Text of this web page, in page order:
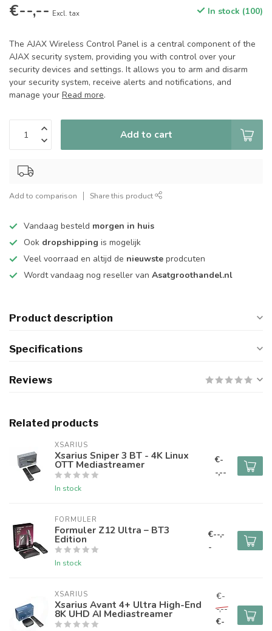
€--,-- Excl. tax In stock (100)
The AJAX Wireless Control Panel is a central component of the
AJAX security system, providing you with control over your
security devices and settings. It allows you to arm and disarm
your security system, receive alerts and notifications, and
manage your Read more.
Add to cart
Add to comparison Share this product
Vandaag besteld morgen in huis
Ook dropshipping is mogelijk
Veel voorraad en altijd de nieuwste prodcuten
Wordt vandaag nog reseller van Asatgroothandel.nl
Product description
Specifications
Reviews
Related products
XSARIUS
Xsarius Sniper 3 BT - 4K Linux
OTT Mediastreamer
In stock
€-
-,--
FORMULER
Formuler Z12 Ultra – BT3
Edition
In stock
€--,-
-
XSARIUS
Xsarius Avant 4+ Ultra High-End
8K UHD AI Mediastreamer
€-
-,--
€-